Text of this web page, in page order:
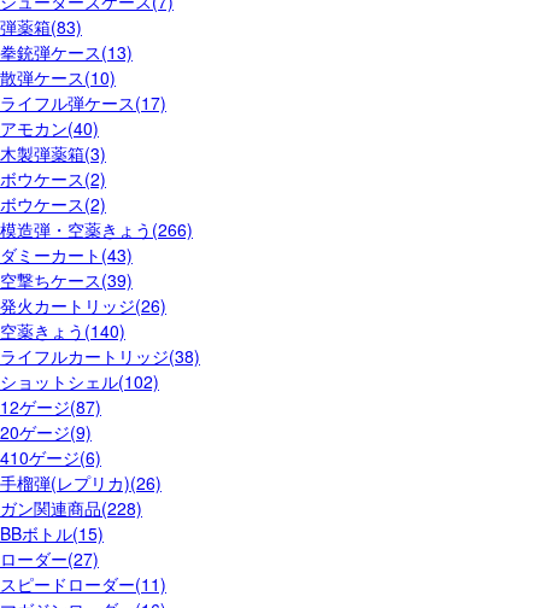
弾薬箱(83)
拳銃弾ケース(13)
散弾ケース(10)
ライフル弾ケース(17)
アモカン(40)
木製弾薬箱(3)
ボウケース(2)
ボウケース(2)
模造弾・空薬きょう(266)
ダミーカート(43)
空撃ちケース(39)
発火カートリッジ(26)
空薬きょう(140)
ライフルカートリッジ(38)
ショットシェル(102)
12ゲージ(87)
20ゲージ(9)
410ゲージ(6)
手榴弾(レプリカ)(26)
ガン関連商品(228)
BBボトル(15)
ローダー(27)
スピードローダー(11)